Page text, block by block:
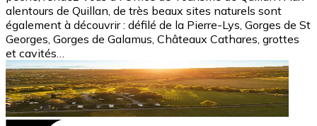
alentours de Quillan, de très beaux sites naturels sont
également à découvrir : défilé de la Pierre-Lys, Gorges de St
Georges, Gorges de Galamus, Châteaux Cathares, grottes
et cavités…